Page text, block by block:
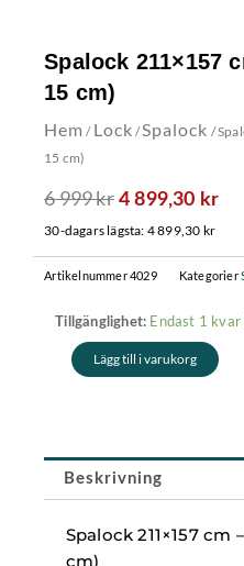
Spalock 211×157
15 cm)
Hem / Lock /Spalock /
15 cm)
6 999kr Det
ursprungliga
var:
999 kr.
4 899,30 krDet
är:
30-dagars lägsta: 4 899,30 kr
Artikelnummer4029 Kategorier
Tillgänglighet: Endast 1 kvar
Spalock
211x157
cm
cm)
mängd
Lägg till i varukorg
Beskrivning
Spalock 211×157 cm
cm)